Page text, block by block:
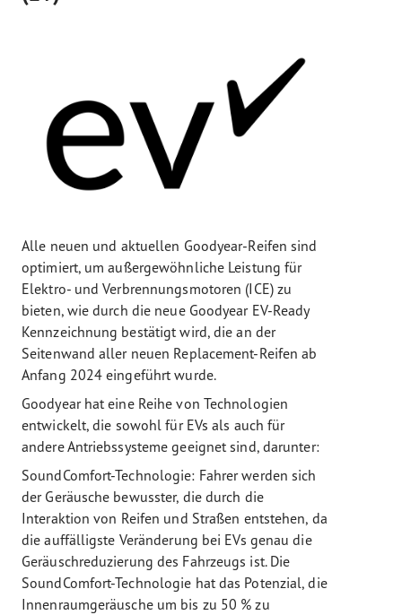
Alle neuen und aktuellen Goodyear-Reifen sind
optimiert, um außergewöhnliche Leistung für
Elektro- und Verbrennungsmotoren (ICE) zu
bieten, wie durch die neue Goodyear EV-Ready
Kennzeichnung bestätigt wird, die an der
Seitenwand aller neuen Replacement-Reifen ab
Anfang 2024 eingeführt wurde.
Goodyear hat eine Reihe von Technologien
entwickelt, die sowohl für EVs als auch für
andere Antriebssysteme geeignet sind, darunter:
SoundComfort-Technologie: Fahrer werden sich
der Geräusche bewusster, die durch die
Interaktion von Reifen und Straßen entstehen, da
die auffälligste Veränderung bei EVs genau die
Geräuschreduzierung des Fahrzeugs ist. Die
SoundComfort-Technologie hat das Potenzial, die
Innenraumgeräusche um bis zu 50 % zu